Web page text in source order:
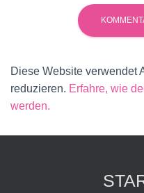
Diese Website verwendet
reduzieren. Erfahre, wie
werden.